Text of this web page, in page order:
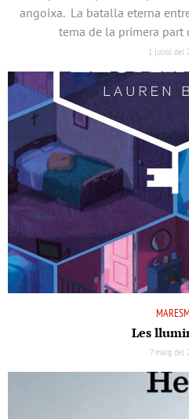
angoixa. La batalla eterna
tema de la primera
1 juliol del
Les
7 maig del